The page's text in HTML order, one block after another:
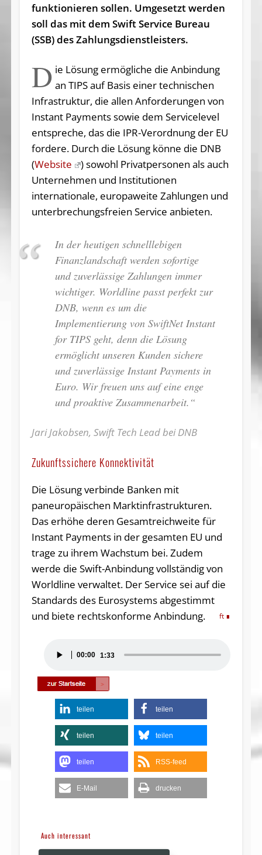
funktionieren sollen. Umgesetzt werden
soll das mit dem Swift Service Bureau
(SSB) des Zahlungsdienstleisters.
D ie Lösung ermögliche die Anbindung
an TIPS auf Basis einer technischen
Infrastruktur, die allen Anforderungen von
Instant Payments sowie dem Servicelevel
entspreche, das die IPR-Verordnung der EU
fordere. Durch die Lösung könne die DNB
(Website
) sowohl Privatpersonen als auch
Unternehmen und Institutionen
internationale, europaweite Zahlungen und
unterbrechungsfreien Service anbieten.
In der heutigen schnelllebigen
Finanzlandschaft werden sofortige
und zuverlässige Zahlungen immer
wichtiger. Worldline passt perfekt zur
DNB, wenn es um die
Implementierung von SwiftNet Instant
for TIPS geht, denn die Lösung
ermöglicht unseren Kunden sichere
und zuverlässige Instant Payments in
Euro. Wir freuen uns auf eine enge
und proaktive Zusammenarbeit.“
Jari Jakobsen, Swift Tech Lead bei DNB
Zukunftssichere Konnektivität
Die Lösung verbinde Banken mit
paneuropäischen Marktinfrastrukturen.
Das erhöhe deren Gesamtreichweite für
Instant Payments in der gesamten EU und
trage zu ihrem Wachstum bei. Zudem
werde die Swift-Anbindung vollständig von
Worldline verwaltet. Der Service sei auf die
Standards des Eurosystems abgestimmt
und biete rechtskonforme Anbindung.
ft
Player
00:00 1:33
teilen teilen
teilen teilen
teilen RSS-feed
E-Mail drucken
Auch interessant